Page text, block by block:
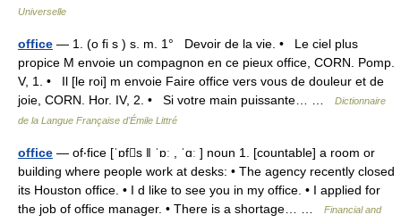
Universelle
office — 1. (o fi s ) s. m. 1° Devoir de la vie. • Le ciel plus
propice M envoie un compagnon en ce pieux office, CORN. Pomp.
V, 1. • Il [le roi] m envoie Faire office vers vous de douleur et de
joie, CORN. Hor. IV, 2. • Si votre main puissante… …
Dictionnaire
de la Langue Française d'Émile Littré
office — of‧fice [ˈɒfs ǁ ˈɒː , ˈɑː ] noun 1. [countable] a room or
building where people work at desks: • The agency recently closed
its Houston office. • I d like to see you in my office. • I applied for
the job of office manager. • There is a shortage… …
Financial and